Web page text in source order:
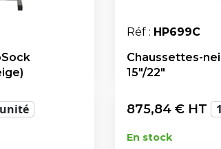
Réf : HP699C
Chaussettes-
15"/22"
875,84 € HT
En stock